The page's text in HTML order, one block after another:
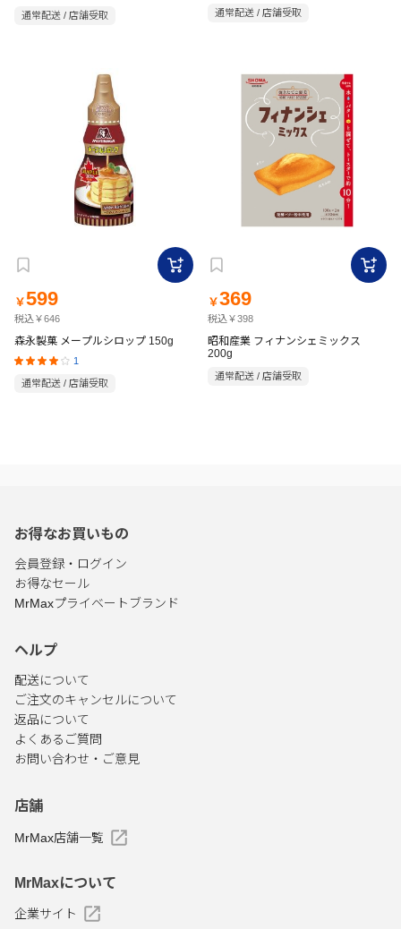
通常配送 / 店舗受取 通常配送 / 店舗受取
￥599
税込￥646
森永製菓 メープルシロップ 150g
1
通常配送 / 店舗受取
￥369
税込￥398
昭和産業 フィナンシェミックス
200g
通常配送 / 店舗受取
お得なお買いもの
会員登録・ログイン
お得なセール
MrMaxプライベートブランド
ヘルプ
配送について
ご注文のキャンセルについて
返品について
よくあるご質問
お問い合わせ・ご意見
店舗
MrMax店舗一覧
MrMaxについて
企業サイト